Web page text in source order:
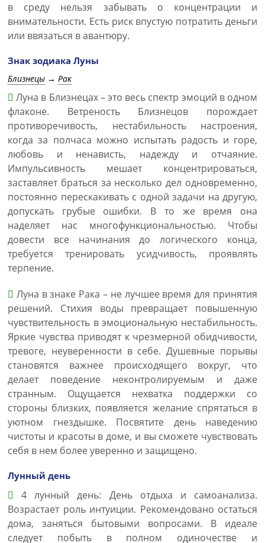
в среду нельзя забывать о концентрации и
внимательности. Есть риск впустую потратить деньги
или ввязаться в авантюру.
Знак зодиака Луны
Близнецы → Рак
Луна в Близнецах – это весь спектр эмоций в одном
флаконе. Ветреность Близнецов порождает
противоречивость, нестабильность настроения,
когда за полчаса можно испытать радость и горе,
любовь и ненависть, надежду и отчаяние.
Импульсивность мешает концентрироваться,
заставляет браться за несколько дел одновременно,
постоянно перескакивать с одной задачи на другую,
допускать грубые ошибки. В то же время она
наделяет нас многофункциональностью. Чтобы
довести все начинания до логического конца,
требуется тренировать усидчивость, проявлять
терпение.
Луна в знаке Рака – не лучшее время для принятия
решений. Стихия воды превращает повышенную
чувствительность в эмоциональную нестабильность.
Яркие чувства приводят к чрезмерной обидчивости,
тревоге, неуверенности в себе. Душевные порывы
становятся важнее происходящего вокруг, что
делает поведение неконтролируемым и даже
странным. Ощущается нехватка поддержки со
стороны близких, появляется желание спрятаться в
уютном гнездышке. Посвятите день наведению
чистоты и красоты в доме, и вы сможете чувствовать
себя в нем более уверенно и защищено.
Лунный день
4 лунный день: День отдыха и самоанализа.
Возрастает роль интуиции. Рекомендовано остаться
дома, заняться бытовыми вопросами. В идеале
следует побыть в полном одиночестве и